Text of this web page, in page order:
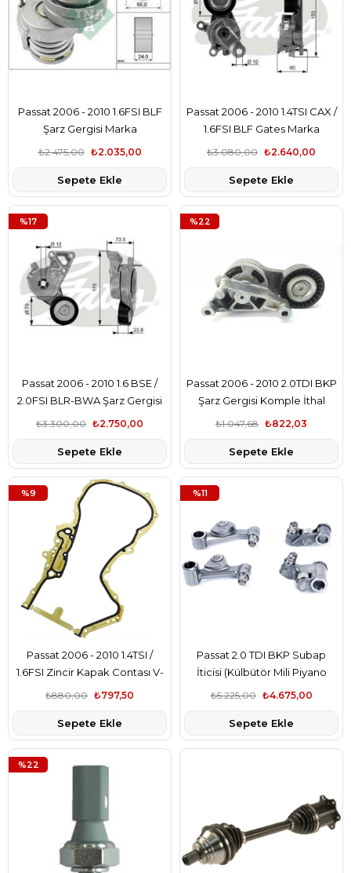
Passat 2006 - 2010 1.6FSI BLF
Şarz Gergisi Marka
₺2.035,00
₺2.475,00
Sepete Ekle
Passat 2006 - 2010 1.4TSI CAX /
1.6FSI BLF Gates Marka
₺2.640,00
₺3.080,00
Sepete Ekle
Passat 2006 - 2010 1.6 BSE /
2.0FSI BLR-BWA Şarz Gergisi
Komple Gates Marka
₺2.750,00
₺3.300,00
Sepete Ekle
%17
Passat 2006 - 2010 2.0TDI BKP
Şarz Gergisi Komple İthal
Marka₺822,03
₺1.047,68
Sepete Ekle
%22
Passat 2006 - 2010 1.4TSI /
1.6FSI Zincir Kapak Contası V-
Reınz Marka
₺797,50
₺880,00
Sepete Ekle
%9
Passat 2.0 TDI BKP Subap
İticisi (Külbütör Mili Piyano
Tuşu) Supsan Marka
₺4.675,00
₺5.225,00
Sepete Ekle
%11
%22